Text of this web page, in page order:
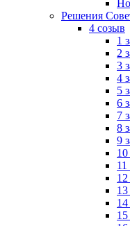
Решения
4 созыв
1
2
3
4
5
6
7
8
9
10
11
12
13
14
15